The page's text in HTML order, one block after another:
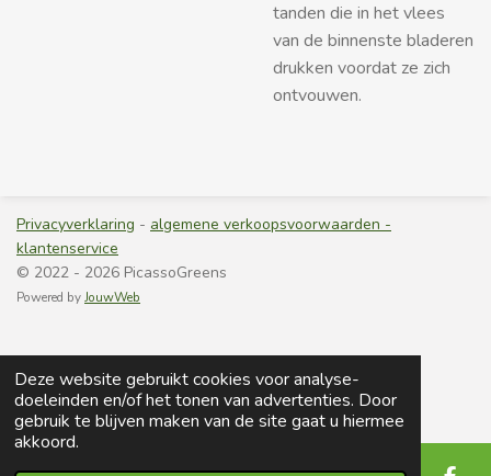
Deze website gebruikt cookies voor analyse-
doeleinden en/of het tonen van advertenties. Door
gebruik te blijven maken van de site gaat u hiermee
akkoord.
tanden die in het vlees
van de binnenste bladeren
drukken voordat ze zich
ontvouwen.
Privacyverklaring - algemene verkoopsvoorwaarden -
klantenservice
© 2022 - 2026 PicassoGreens
Powered byJouwWeb